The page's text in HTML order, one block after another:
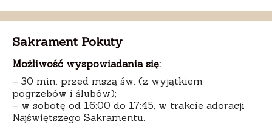
Sakrament Pokuty
Możliwość wyspowiadania się:
– 30 min. przed mszą św. (z wyjątkiem
pogrzebów i ślubów);
– w sobotę od 16:00 do 17:45, w trakcie adoracji
Najświętszego Sakramentu.